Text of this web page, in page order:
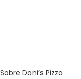
Sobre Dani’s Pizza